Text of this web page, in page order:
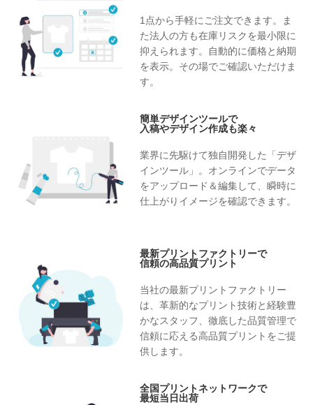
1点から手軽にご注文できます。ま
た法人の方も在庫リスクを最小限に
抑えられます。自動的に価格と納期
を表示。その場でご確認いただけま
す。
簡単デザインツールで
入稿やデザイン作成も楽々
業界に先駆けて独自開発した「デザ
インツール」。オンラインでデータ
をアップロード＆編集して、瞬時に
仕上がりイメージを確認できます。
最新プリントファクトリーで
信頼の高品質プリント
当社の最新プリントファクトリー
は、革新的なプリント技術と経験豊
かなスタッフ、徹底した品質管理で
信頼に応える高品質プリントをご提
供します。
全国プリントネットワークで
最短当日出荷